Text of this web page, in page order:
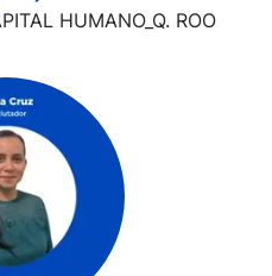
HUMANO_Q. ROO